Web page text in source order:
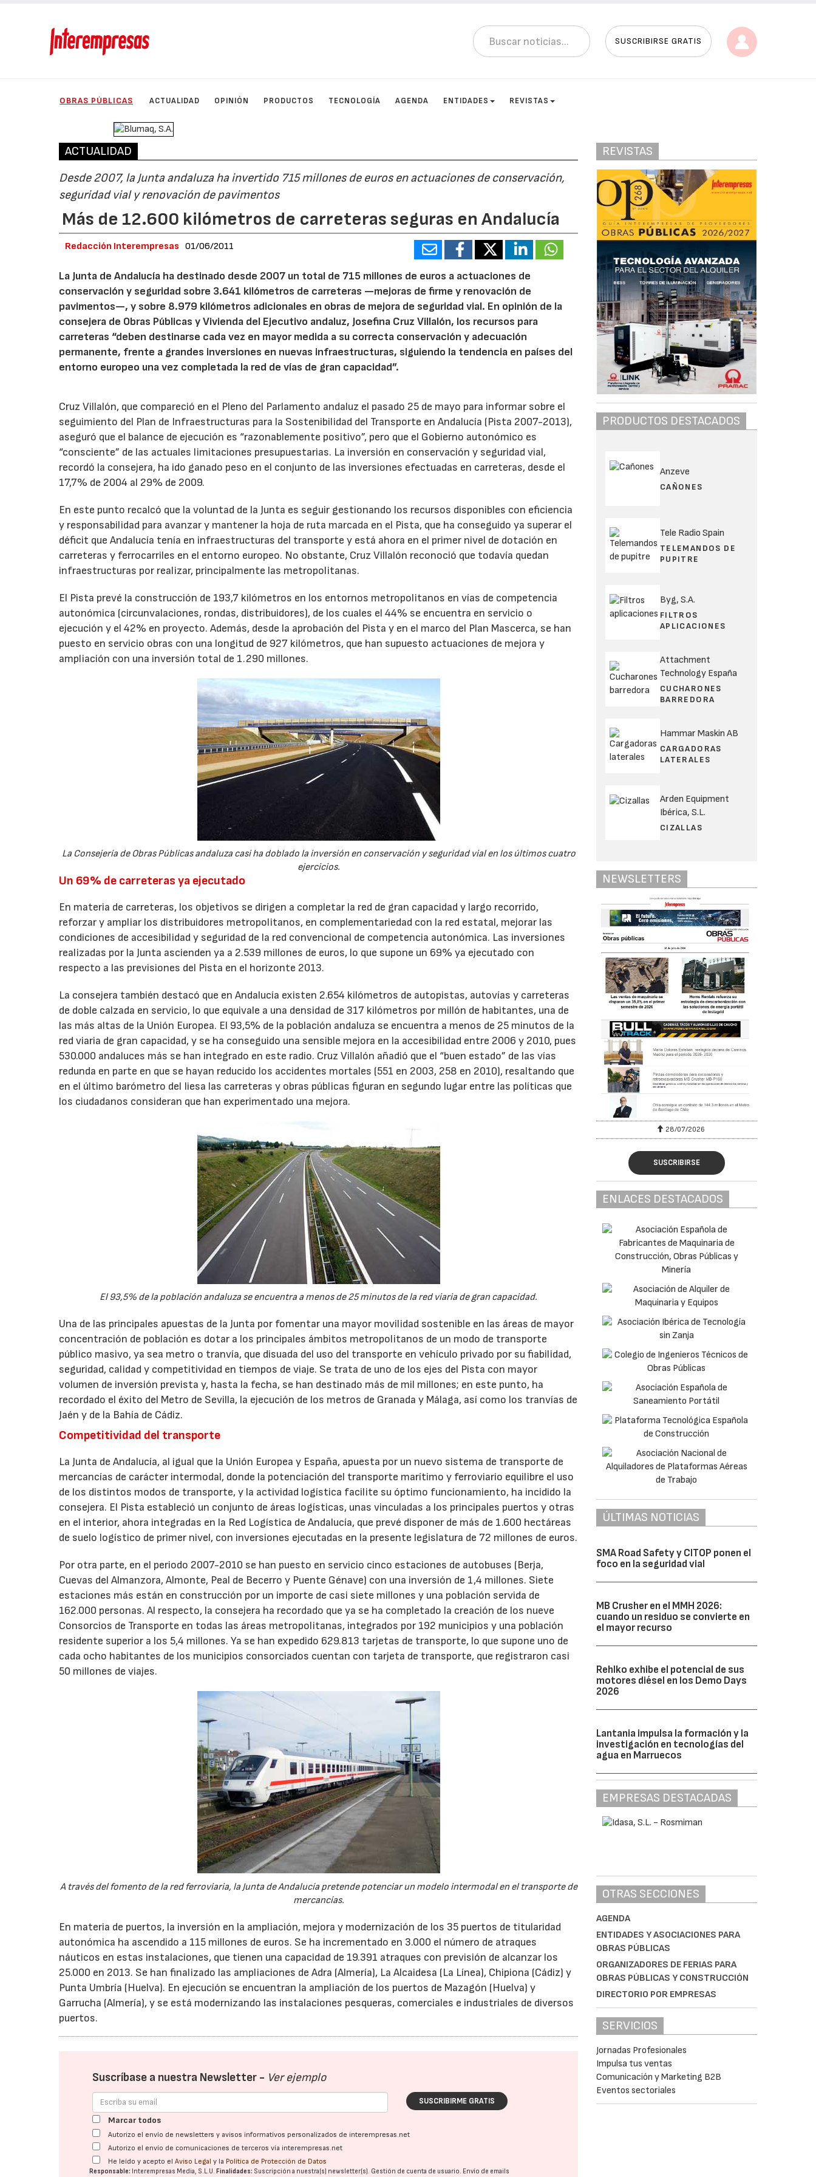
SUSCRIBIRSE GRATIS
OBRAS PÚBLICAS ACTUALIDAD OPINIÓN PRODUCTOS TECNOLOGÍA AGENDA ENTIDADES REVISTAS
ACTUALIDAD
Desde 2007, la Junta andaluza ha invertido 715 millones de euros en actuaciones de conservación,
seguridad vial y renovación de pavimentos
Más de 12.600 kilómetros de carreteras seguras en Andalucía
Redacción Interempresas 01/06/2011
La Junta de Andalucía ha destinado desde 2007 un total de 715 millones de euros a actuaciones de
conservación y seguridad sobre 3.641 kilómetros de carreteras —mejoras de firme y renovación de
pavimentos—, y sobre 8.979 kilómetros adicionales en obras de mejora de seguridad vial. En opinión de la
consejera de Obras Públicas y Vivienda del Ejecutivo andaluz, Josefina Cruz Villalón, los recursos para
carreteras “deben destinarse cada vez en mayor medida a su correcta conservación y adecuación
permanente, frente a grandes inversiones en nuevas infraestructuras, siguiendo la tendencia en países del
entorno europeo una vez completada la red de vías de gran capacidad”.
Cruz Villalón, que compareció en el Pleno del Parlamento andaluz el pasado 25 de mayo para informar sobre el
seguimiento del Plan de Infraestructuras para la Sostenibilidad del Transporte en Andalucía (Pista 2007-2013),
aseguró que el balance de ejecución es “razonablemente positivo”, pero que el Gobierno autonómico es
“consciente” de las actuales limitaciones presupuestarias. La inversión en conservación y seguridad vial,
recordó la consejera, ha ido ganado peso en el conjunto de las inversiones efectuadas en carreteras, desde el
17,7% de 2004 al 29% de 2009.
En este punto recalcó que la voluntad de la Junta es seguir gestionando los recursos disponibles con eficiencia
y responsabilidad para avanzar y mantener la hoja de ruta marcada en el Pista, que ha conseguido ya superar el
déficit que Andalucía tenía en infraestructuras del transporte y está ahora en el primer nivel de dotación en
carreteras y ferrocarriles en el entorno europeo. No obstante, Cruz Villalón reconoció que todavía quedan
infraestructuras por realizar, principalmente las metropolitanas.
El Pista prevé la construcción de 193,7 kilómetros en los entornos metropolitanos en vías de competencia
autonómica (circunvalaciones, rondas, distribuidores), de los cuales el 44% se encuentra en servicio o
ejecución y el 42% en proyecto. Además, desde la aprobación del Pista y en el marco del Plan Mascerca, se han
puesto en servicio obras con una longitud de 927 kilómetros, que han supuesto actuaciones de mejora y
ampliación con una inversión total de 1.290 millones.
La Consejería de Obras Públicas andaluza casi ha doblado la inversión en conservación y seguridad vial en los últimos cuatro
ejercicios.
Un 69% de carreteras ya ejecutado
En materia de carreteras, los objetivos se dirigen a completar la red de gran capacidad y largo recorrido,
reforzar y ampliar los distribuidores metropolitanos, en complementariedad con la red estatal, mejorar las
condiciones de accesibilidad y seguridad de la red convencional de competencia autonómica. Las inversiones
realizadas por la Junta ascienden ya a 2.539 millones de euros, lo que supone un 69% ya ejecutado con
respecto a las previsiones del Pista en el horizonte 2013.
La consejera también destacó que en Andalucía existen 2.654 kilómetros de autopistas, autovías y carreteras
de doble calzada en servicio, lo que equivale a una densidad de 317 kilómetros por millón de habitantes, una de
las más altas de la Unión Europea. El 93,5% de la población andaluza se encuentra a menos de 25 minutos de la
red viaria de gran capacidad, y se ha conseguido una sensible mejora en la accesibilidad entre 2006 y 2010, pues
530.000 andaluces más se han integrado en este radio. Cruz Villalón añadió que el “buen estado” de las vías
redunda en parte en que se hayan reducido los accidentes mortales (551 en 2003, 258 en 2010), resaltando que
en el último barómetro del Iiesa las carreteras y obras públicas figuran en segundo lugar entre las políticas que
los ciudadanos consideran que han experimentado una mejora.
El 93,5% de la población andaluza se encuentra a menos de 25 minutos de la red viaria de gran capacidad.
Una de las principales apuestas de la Junta por fomentar una mayor movilidad sostenible en las áreas de mayor
concentración de población es dotar a los principales ámbitos metropolitanos de un modo de transporte
público masivo, ya sea metro o tranvía, que disuada del uso del transporte en vehículo privado por su fiabilidad,
seguridad, calidad y competitividad en tiempos de viaje. Se trata de uno de los ejes del Pista con mayor
volumen de inversión prevista y, hasta la fecha, se han destinado más de mil millones; en este punto, ha
recordado el éxito del Metro de Sevilla, la ejecución de los metros de Granada y Málaga, así como los tranvías de
Jaén y de la Bahía de Cádiz.
Competitividad del transporte
La Junta de Andalucía, al igual que la Unión Europea y España, apuesta por un nuevo sistema de transporte de
mercancías de carácter intermodal, donde la potenciación del transporte marítimo y ferroviario equilibre el uso
de los distintos modos de transporte, y la actividad logística facilite su óptimo funcionamiento, ha incidido la
consejera. El Pista estableció un conjunto de áreas logísticas, unas vinculadas a los principales puertos y otras
en el interior, ahora integradas en la Red Logística de Andalucía, que prevé disponer de más de 1.600 hectáreas
de suelo logístico de primer nivel, con inversiones ejecutadas en la presente legislatura de 72 millones de euros.
Por otra parte, en el periodo 2007-2010 se han puesto en servicio cinco estaciones de autobuses (Berja,
Cuevas del Almanzora, Almonte, Peal de Becerro y Puente Génave) con una inversión de 1,4 millones. Siete
estaciones más están en construcción por un importe de casi siete millones y una población servida de
162.000 personas. Al respecto, la consejera ha recordado que ya se ha completado la creación de los nueve
Consorcios de Transporte en todas las áreas metropolitanas, integrados por 192 municipios y una población
residente superior a los 5,4 millones. Ya se han expedido 629.813 tarjetas de transporte, lo que supone uno de
cada ocho habitantes de los municipios consorciados cuentan con tarjeta de transporte, que registraron casi
50 millones de viajes.
A través del fomento de la red ferroviaria, la Junta de Andalucía pretende potenciar un modelo intermodal en el transporte de
mercancías.
En materia de puertos, la inversión en la ampliación, mejora y modernización de los 35 puertos de titularidad
autonómica ha ascendido a 115 millones de euros. Se ha incrementado en 3.000 el número de atraques
náuticos en estas instalaciones, que tienen una capacidad de 19.391 atraques con previsión de alcanzar los
25.000 en 2013. Se han finalizado las ampliaciones de Adra (Almería), La Alcaidesa (La Línea), Chipiona (Cádiz) y
Punta Umbría (Huelva). En ejecución se encuentran la ampliación de los puertos de Mazagón (Huelva) y
Garrucha (Almería), y se está modernizando las instalaciones pesqueras, comerciales e industriales de diversos
puertos.
Suscríbase a nuestra Newsletter - Ver ejemplo
SUSCRIBIRME GRATIS
Marcar todos
Autorizo el envío de newsletters y avisos informativos personalizados de interempresas.net
Autorizo el envío de comunicaciones de terceros vía interempresas.net
He leído y acepto elAviso Legal y la Política de Protección de Datos
Responsable: Interempresas Media, S.L.U.Finalidades: Suscripción a nuestra(s) newsletter(s). Gestión de cuenta de usuario. Envío de emails
REVISTAS
PRODUCTOS DESTACADOS
Anzeve
CAÑONES
Tele Radio Spain
TELEMANDOS DE
PUPITRE
Byg, S.A.
FILTROS
APLICACIONES
Attachment
Technology España
CUCHARONES
BARREDORA
Hammar Maskin AB
CARGADORAS
LATERALES
Arden Equipment
Ibérica, S.L.
CIZALLAS
NEWSLETTERS
28/07/2026
SUSCRIBIRSE
ENLACES DESTACADOS
ÚLTIMAS NOTICIAS
SMA Road Safety y CITOP ponen el
foco en la seguridad vial
MB Crusher en el MMH 2026:
cuando un residuo se convierte en
el mayor recurso
Rehlko exhibe el potencial de sus
motores diésel en los Demo Days
2026
Lantania impulsa la formación y la
investigación en tecnologías del
agua en Marruecos
EMPRESAS DESTACADAS
OTRAS SECCIONES
AGENDA
ENTIDADES Y ASOCIACIONES PARA
OBRAS PÚBLICAS
ORGANIZADORES DE FERIAS PARA
OBRAS PÚBLICAS Y CONSTRUCCIÓN
DIRECTORIO POR EMPRESAS
SERVICIOS
Jornadas Profesionales
Impulsa tus ventas
Comunicación y Marketing B2B
Eventos sectoriales